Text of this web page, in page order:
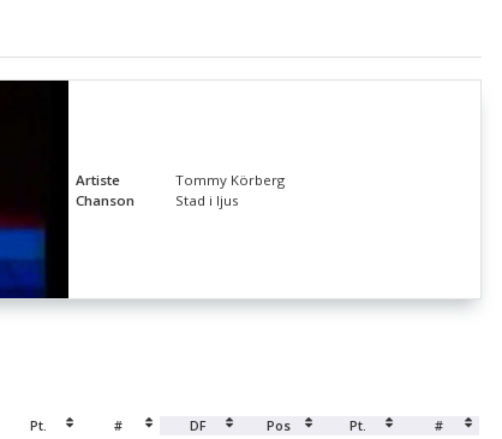
Artiste
Tommy Körberg
Chanson
Stad i ljus
Pt. # DF Pos Pt. #